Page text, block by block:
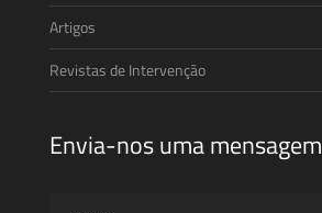
Artigos
Revistas de Intervenção
Envia-nos uma mensagem